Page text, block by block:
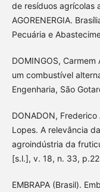
de resíduos agrícolas
AGORENERGIA.
Pecuária e
DOMINGOS,
um combustível
Engenharia, São
DONADON,
Lopes. A relevância
agroindústria da
[s.l.], v. 18, n. 33,
EMBRAPA (Brasil).